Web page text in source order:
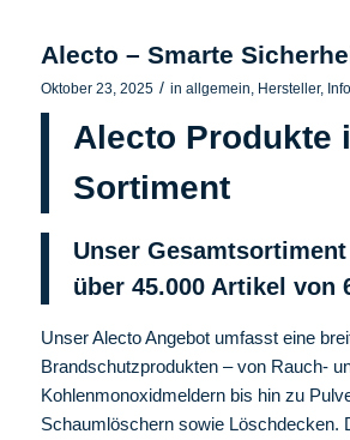
Alecto – Smarte
Oktober 23, 2025 / in allgemein Hersteller,
Alecto Produkte
Sortiment
Unser
über 45.000 Artikel von
Unser Alecto Angebot umfasst eine
Brandschutzprodukten – von Rauch-
Kohlenmonoxidmeldern bis hin zu
Schaumlöschern sowie Löschdecken.